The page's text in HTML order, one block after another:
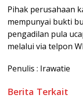
Pihak perusahaan
mempunyai bukti
pengadilan pula
melalui via telpon
Penulis : Irawatie
Berita Terkait